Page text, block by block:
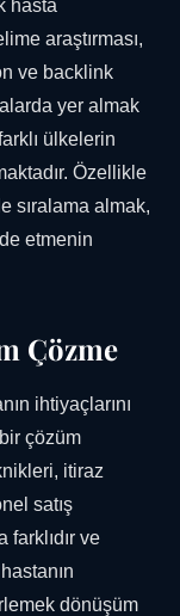
hasta
araştırması,
ve backlink
yer almak
ülkelerin
Özellikle
sıralama almak,
etmenin
Çözme
ihtiyaçlarını
çözüm
itiraz
satış
ve
dönüşüm